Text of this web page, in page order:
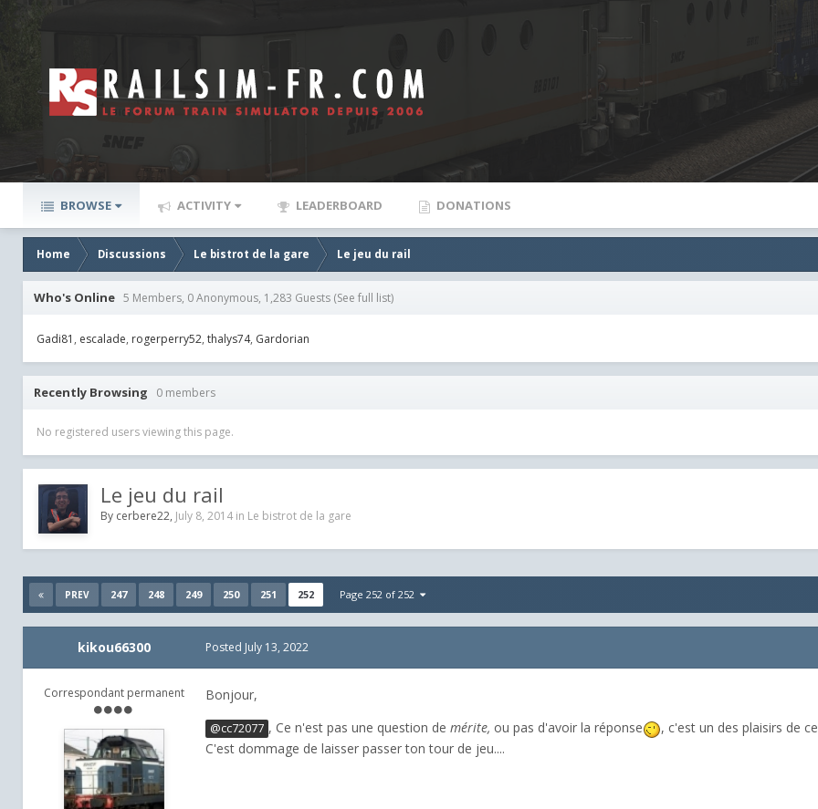
BROWSE ACTIVITY LEADERBOARD DONATIONS
Home Discussions Le bistrot de la gare Le jeu du rail
Who's Online 5 Members, 0 Anonymous, 1,283 Guests (See full list)
Gadi81 escalade rogerperry52 thalys74 Gardorian
Recently Browsing 0 members
No registered users viewing this page.
Le jeu du rail
By cerbere22, July 8, 2014 in Le bistrot de la gare
PREV 247 248 249 250 251 252 Page 252 of 252
kikou66300
Correspondant permanent
Posted July 13, 2022
Bonjour,
@cc72077 , Ce n'est pas une question de mérite, ou pas d'avoir la réponse
, c'est un des plaisirs de
C'est dommage de laisser passer ton tour de jeu....